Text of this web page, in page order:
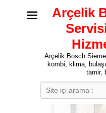
Arçelik
Arçelik Bosch
kombi, klima,
tamir,